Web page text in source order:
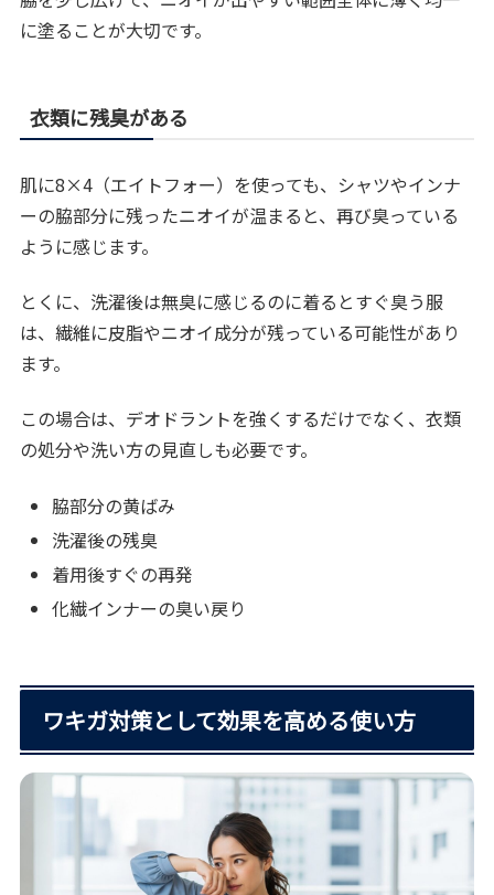
に塗ることが大切です。
衣類に残臭がある
肌に8×4（エイトフォー）を使っても、シャツやインナ
ーの脇部分に残ったニオイが温まると、再び臭っている
ように感じます。
とくに、洗濯後は無臭に感じるのに着るとすぐ臭う服
は、繊維に皮脂やニオイ成分が残っている可能性があり
ます。
この場合は、デオドラントを強くするだけでなく、衣類
の処分や洗い方の見直しも必要です。
脇部分の黄ばみ
洗濯後の残臭
着用後すぐの再発
化繊インナーの臭い戻り
ワキガ対策として効果を高める使い方